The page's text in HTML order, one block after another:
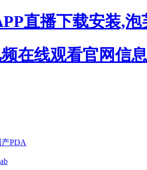
直播下载安装,
产PDA